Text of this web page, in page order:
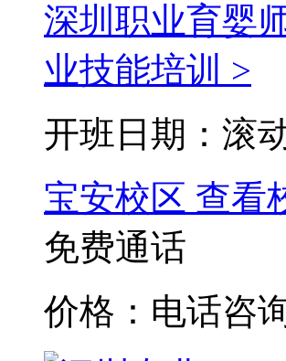
深圳职业育婴
业技能培训 >
开班日期：滚
宝安校区 查看
免费通话
价格：电话咨